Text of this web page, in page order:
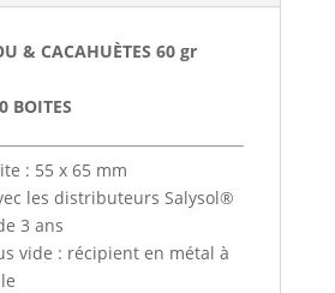
& CACAHUÈTES 60 gr
BOITES
: 55 x 65 mm
les distributeurs Salysol®
3 ans
vide : récipient en métal à